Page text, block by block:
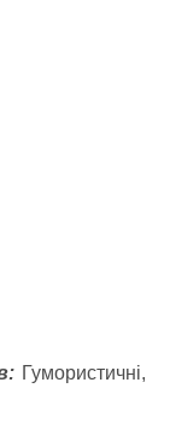
Гумористичні,